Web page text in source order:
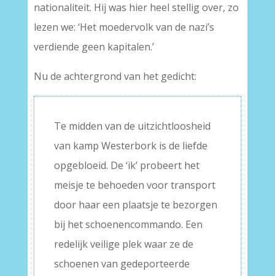
nationaliteit. Hij was hier heel stellig over, zo
lezen we: ‘Het moedervolk van de nazi’s
verdiende geen kapitalen.’
Nu de achtergrond van het gedicht:
Te midden van de uitzichtloosheid
van kamp Westerbork is de liefde
opgebloeid. De ‘ik’ probeert het
meisje te behoeden voor transport
door haar een plaatsje te bezorgen
bij het schoenencommando. Een
redelijk veilige plek waar ze de
schoenen van gedeporteerde